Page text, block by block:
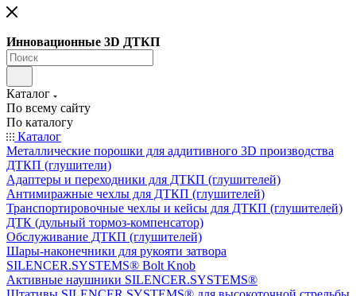
Инновационные 3D ДТКП
Каталог
По всему сайту
По каталогу
Каталог
Металлические порошки для аддитивного 3D производства
ДТКП (глушители)
Адаптеры и переходники для ДТКП (глушителей)
Антимиражные чехлы для ДТКП (глушителей)
Транспортировочные чехлы и кейсы для ДТКП (глушителей)
ДТК (дульный тормоз-компенсатор)
Обслуживание ДТКП (глушителей)
Шары-наконечники для рукояти затвора
SILENCER.SYSTEMS® Bolt Knob
Активные наушники SILENCER.SYSTEMS®